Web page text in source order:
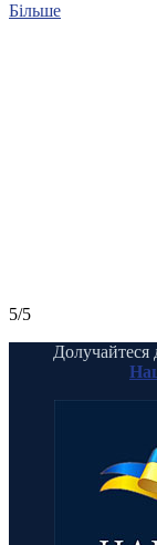
Більше
5/5
Долучайтеся